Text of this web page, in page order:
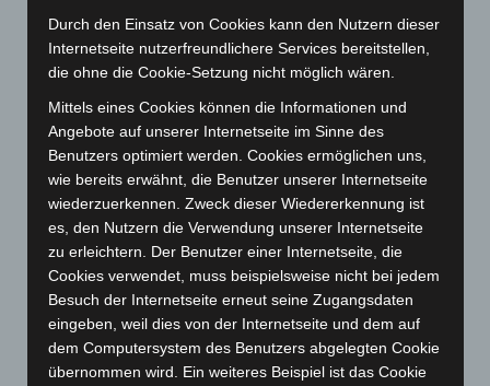
Juli 2025(90)
Juni 2025(103)
Mai 2025(112)
April 2025(88)
März 2025(111)
Februar 2025(96)
Januar 2025(88)
Dezember 2024(89)
November 2024(94)
Oktober 2024 (93)
September 2024(112)
Durch den Einsatz von Cookies kann den Nutzern dieser
Internetseite nutzerfreundlichere Services bereitstellen,
die ohne die Cookie-Setzung nicht möglich wären.
Mittels eines Cookies können die Informationen und
Angebote auf unserer Internetseite im Sinne des
Benutzers optimiert werden. Cookies ermöglichen uns,
wie bereits erwähnt, die Benutzer unserer Internetseite
wiederzuerkennen. Zweck dieser Wiedererkennung ist
es, den Nutzern die Verwendung unserer Internetseite
zu erleichtern. Der Benutzer einer Internetseite, die
Cookies verwendet, muss beispielsweise nicht bei jedem
Besuch der Internetseite erneut seine Zugangsdaten
eingeben, weil dies von der Internetseite und dem auf
dem Computersystem des Benutzers abgelegten Cookie
übernommen wird. Ein weiteres Beispiel ist das Cookie